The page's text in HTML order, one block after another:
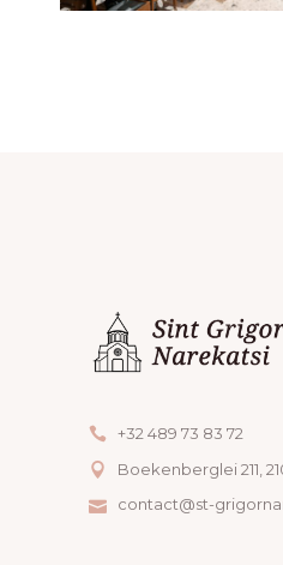
+32 489 73 83 72
Boekenberglei 211,
contact@st-